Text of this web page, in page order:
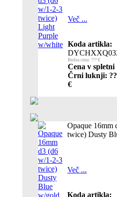
Več ...
Koda artikla:
Redna cena: ??? €
Cena v spletni
Črni luknji:
€
Opaque 16mm
twice) Dusty
Več ...
Koda artikla: